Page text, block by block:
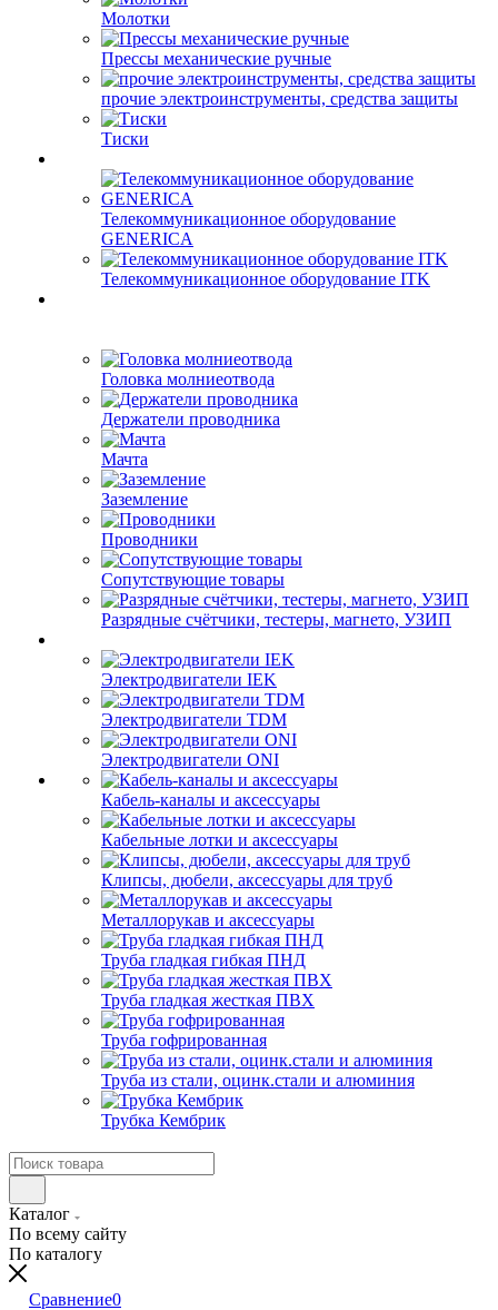
Молотки
Прессы механические ручные
прочие электроинструменты, средства защиты
Тиски
Телекоммуникационное оборудование
GENERICA
Телекоммуникационное оборудование ITK
Головка молниеотвода
Держатели проводника
Мачта
Заземление
Проводники
Сопутствующие товары
Разрядные счётчики, тестеры, магнето, УЗИП
Электродвигатели IEK
Электродвигатели TDM
Электродвигатели ONI
Кабель-каналы и аксессуары
Кабельные лотки и аксессуары
Клипсы, дюбели, аксессуары для труб
Металлорукав и аксессуары
Труба гладкая гибкая ПНД
Труба гладкая жесткая ПВХ
Труба гофрированная
Труба из стали, оцинк.стали и алюминия
Трубка Кембрик
Каталог
По всему сайту
По каталогу
Сравнение0